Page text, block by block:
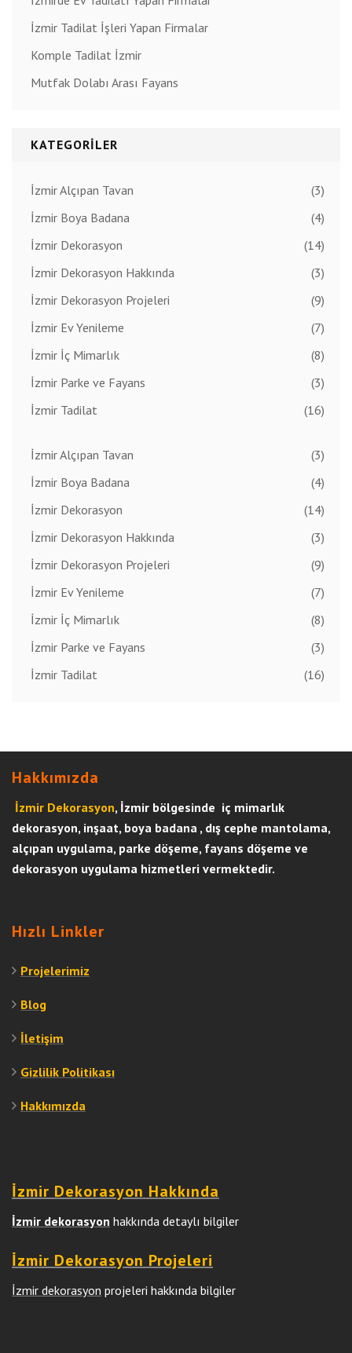
İzmir Tadilat İşleri Yapan Firmalar
Komple Tadilat İzmir
Mutfak Dolabı Arası Fayans
KATEGORILER
İzmir Alçıpan Tavan
(3)
İzmir Boya Badana
(4)
İzmir Dekorasyon
(14)
İzmir Dekorasyon Hakkında
(3)
İzmir Dekorasyon Projeleri
(9)
İzmir Ev Yenileme
(7)
İzmir İç Mimarlık
(8)
İzmir Parke ve Fayans
(3)
İzmir Tadilat
(16)
İzmir Alçıpan Tavan
(3)
İzmir Boya Badana
(4)
İzmir Dekorasyon
(14)
İzmir Dekorasyon Hakkında
(3)
İzmir Dekorasyon Projeleri
(9)
İzmir Ev Yenileme
(7)
İzmir İç Mimarlık
(8)
İzmir Parke ve Fayans
(3)
İzmir Tadilat
(16)
Hakkımızda
İzmir Dekorasyon, İzmir bölgesinde iç mimarlık
dekorasyon, inşaat, boya badana , dış cephe mantolama,
alçıpan uygulama, parke döşeme, fayans döşeme ve
dekorasyon uygulama hizmetleri vermektedir.
Hızlı Linkler
Projelerimiz
Blog
İletişim
Gizlilik Politikası
Hakkımızda
İzmir Dekorasyon Hakkında
İzmir dekorasyon hakkında detaylı bilgiler
İzmir Dekorasyon Projeleri
İzmir dekorasyon projeleri hakkında bilgiler